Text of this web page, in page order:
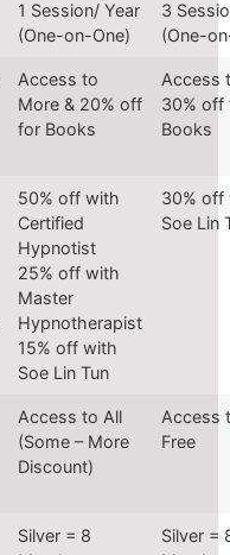
1 Session/ Year
(One-on-One)
3
(One-
Access to
More & 20% off
for Books
Access
30% off
Books
50% off with
Certified
Hypnotist
25% off with
Master
Hypnotherapist
15% off with
Soe Lin Tun
30% off
Soe Lin
Access to All
(Some – More
Discount)
Access
Free
Silver = 8
Silver =